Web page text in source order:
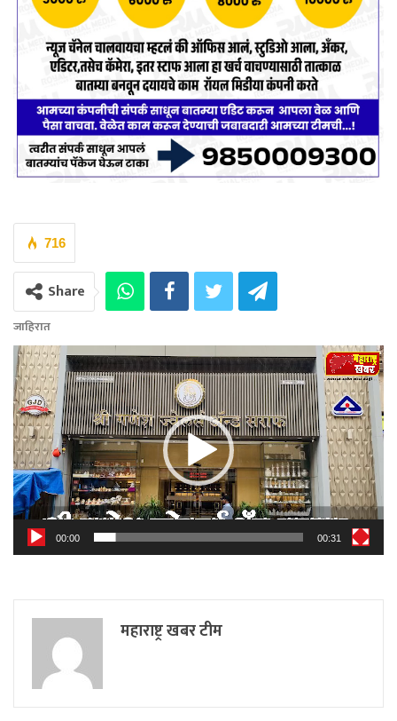
716
Share
जाहिरात
Video
Player
00:00 00:31
महाराष्ट्र खबर टीम